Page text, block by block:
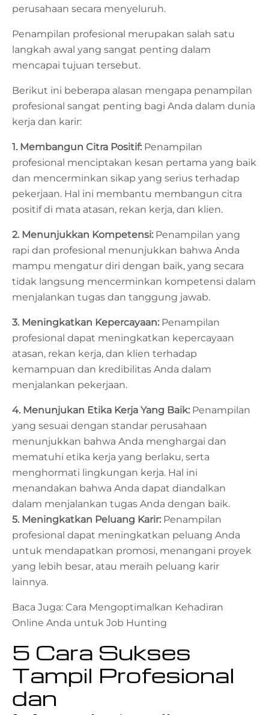
perusahaan secara menyeluruh.
Penampilan profesional merupakan salah satu
langkah awal yang sangat penting dalam
mencapai tujuan tersebut.
Berikut ini beberapa alasan mengapa penampilan
profesional sangat penting bagi Anda dalam dunia
kerja dan karir:
1. Membangun Citra Positif: Penampilan
profesional menciptakan kesan pertama yang baik
dan mencerminkan sikap yang serius terhadap
pekerjaan. Hal ini membantu membangun citra
positif di mata atasan, rekan kerja, dan klien.
2. Menunjukkan Kompetensi: Penampilan yang
rapi dan profesional menunjukkan bahwa Anda
mampu mengatur diri dengan baik, yang secara
tidak langsung mencerminkan kompetensi dalam
menjalankan tugas dan tanggung jawab.
3. Meningkatkan Kepercayaan: Penampilan
profesional dapat meningkatkan kepercayaan
atasan, rekan kerja, dan klien terhadap
kemampuan dan kredibilitas Anda dalam
menjalankan pekerjaan.
4. Menunjukan Etika Kerja Yang Baik: Penampilan
yang sesuai dengan standar perusahaan
menunjukkan bahwa Anda menghargai dan
mematuhi etika kerja yang berlaku, serta
menghormati lingkungan kerja. Hal ini
menandakan bahwa Anda dapat diandalkan
dalam menjalankan tugas Anda dengan baik.
5. Meningkatkan Peluang Karir: Penampilan
profesional dapat meningkatkan peluang Anda
untuk mendapatkan promosi, menangani proyek
yang lebih besar, atau meraih peluang karir
lainnya.
Baca Juga: Cara Mengoptimalkan Kehadiran
Online Anda untuk Job Hunting
5 Cara Sukses
Tampil Profesional
dan